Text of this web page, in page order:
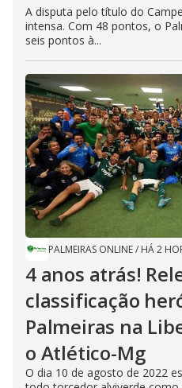
A disputa pelo título do
intensa. Com 48 pontos, o
seis pontos à...
PALMEIRAS ONLINE/ HÁ 2
4 anos atrás!
classificação
Palmeiras na
o Atlético-Mg
O dia 10 de agosto de 2022